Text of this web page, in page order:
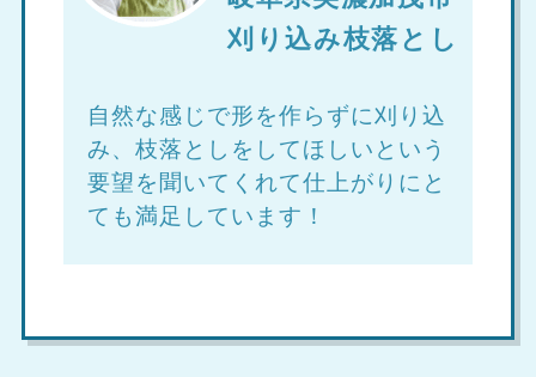
刈り込み枝落とし
自然な感じで形を作らずに刈り込
み、枝落としをしてほしいという
要望を聞いてくれて仕上がりにと
ても満足しています！